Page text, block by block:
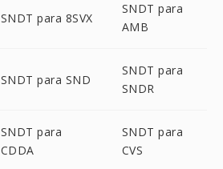
SNDT para 8SVX
SNDT para
AMB
SNDT para SND
SNDT para
SNDR
SNDT para
CDDA
SNDT para
CVS